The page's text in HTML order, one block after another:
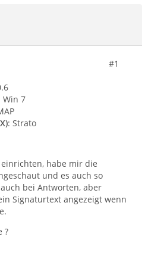
#1
Win 7
: Strato
habe mir die
und es auch so
bei Antworten, aber
Signaturtext angezeigt wenn
?